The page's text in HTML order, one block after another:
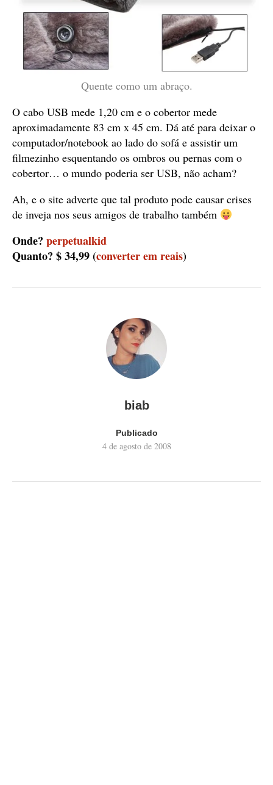
Quente como um abraço.
O cabo USB mede 1,20 cm e o cobertor mede
aproximadamente 83 cm x 45 cm. Dá até para deixar o
computador/notebook ao lado do sofá e assistir um
filmezinho esquentando os ombros ou pernas com o
cobertor… o mundo poderia ser USB, não acham?
Ah, e o site adverte que tal produto pode causar crises
de inveja nos seus amigos de trabalho também
Onde? perpetualkid
Quanto? $ 34,99 (converter em reais)
biab
Publicado
4 de agosto de 2008